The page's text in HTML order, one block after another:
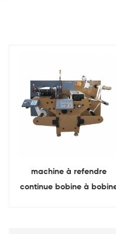
machine à refendre
continue bobine à